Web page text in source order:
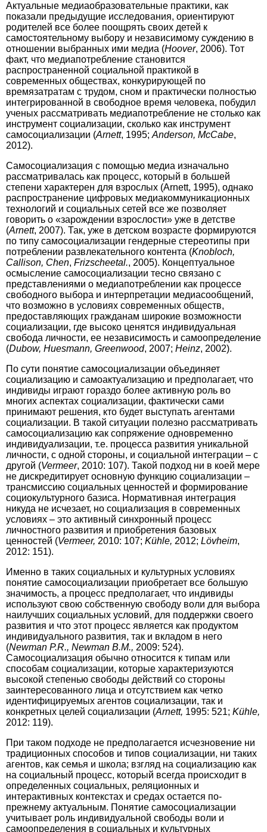
Актуальные медиаобразовательные практики, как
показали предыдущие исследования, ориентируют
родителей все более поощрять своих детей к
самостоятельному выбору и независимому суждению в
отношении выбранных ими медиа (Hoover, 2006). Тот
факт, что медиапотребление становится
распространенной социальной практикой в
современных обществах, конкурирующей по
времязатратам с трудом, сном и практически полностью
интегрированной в свободное время человека, побудил
ученых рассматривать медиапотребление не столько как
инструмент социализации, сколько как инструмент
самосоциализации (Arnett, 1995; Anderson, McCabe,
2012).
Самосоциализация с помощью медиа изначально
рассматривалась как процесс, который в большей
степени характерен для взрослых (Arnett, 1995), однако
распространение цифровых медиакоммуникационных
технологий и социальных сетей все же позволяет
говорить о «зарождении взрослости» уже в детстве
(Arnett, 2007). Так, уже в детском возрасте формируются
по типу самосоциализации гендерные стереотипы при
потреблении развлекательного контента (Knobloch,
Callison, Chen, Frizscheetal., 2005). Концептуальное
осмысление самосоциализации тесно связано с
представлениями о медиапотреблении как процессе
свободного выбора и интерпретации медиасообщений,
что возможно в условиях современных обществ,
предоставляющих гражданам широкие возможности
социализации, где высоко ценятся индивидуальная
свобода личности, ее независимость и самоопределение
(Dubow, Huesmann, Greenwood, 2007; Heinz, 2002).
По сути понятие самосоциализации объединяет
социализацию и самоактуализацию и предполагает, что
индивиды играют гораздо более активную роль во
многих аспектах социализации, фактически сами
принимают решения, кто будет выступать агентами
социализации. В такой ситуации полезно рассматривать
самосоциализацию как сопряжение одновременно
индивидуализации, т.е. процесса развития уникальной
личности, с одной стороны, и социальной интеграции – с
другой (Vermeer, 2010: 107). Такой подход ни в коей мере
не дискредитирует основную функцию социализации –
трансмиссию социальных ценностей и формирование
социокультурного базиса. Нормативная интеграция
никуда не исчезает, но социализация в современных
условиях – это активный синхронный процесс
личностного развития и приобретения базовых
ценностей (Vermeer, 2010: 107; Kühle, 2012; Lövheim,
2012: 151).
Именно в таких социальных и культурных условиях
понятие самосоциализации приобретает все большую
значимость, а процесс предполагает, что индивиды
используют свою собственную свободу воли для выбора
наилучших социальных условий, для поддержки своего
развития и что этот процесс является как продуктом
индивидуального развития, так и вкладом в него
(Newman P.R., Newman B.M., 2009: 524).
Самосоциализация обычно относится к типам или
способам социализации, которые характеризуются
высокой степенью свободы действий со стороны
заинтересованного лица и отсутствием как четко
идентифицируемых агентов социализации, так и
конкретных целей социализации (Arnett, 1995: 521; Kühle,
2012: 119).
При таком подходе не предполагается исчезновение ни
традиционных способов и типов социализации, ни таких
агентов, как семья и школа; взгляд на социализацию как
на социальный процесс, который всегда происходит в
определенных социальных, реляционных и
интерактивных контекстах и средах остается по-
прежнему актуальным. Понятие самосоциализации
учитывает роль индивидуальной свободы воли и
самоопределения в социальных и культурных